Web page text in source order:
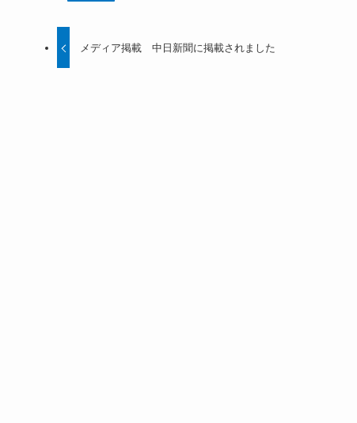
メディア掲載 中日新聞に掲載されました